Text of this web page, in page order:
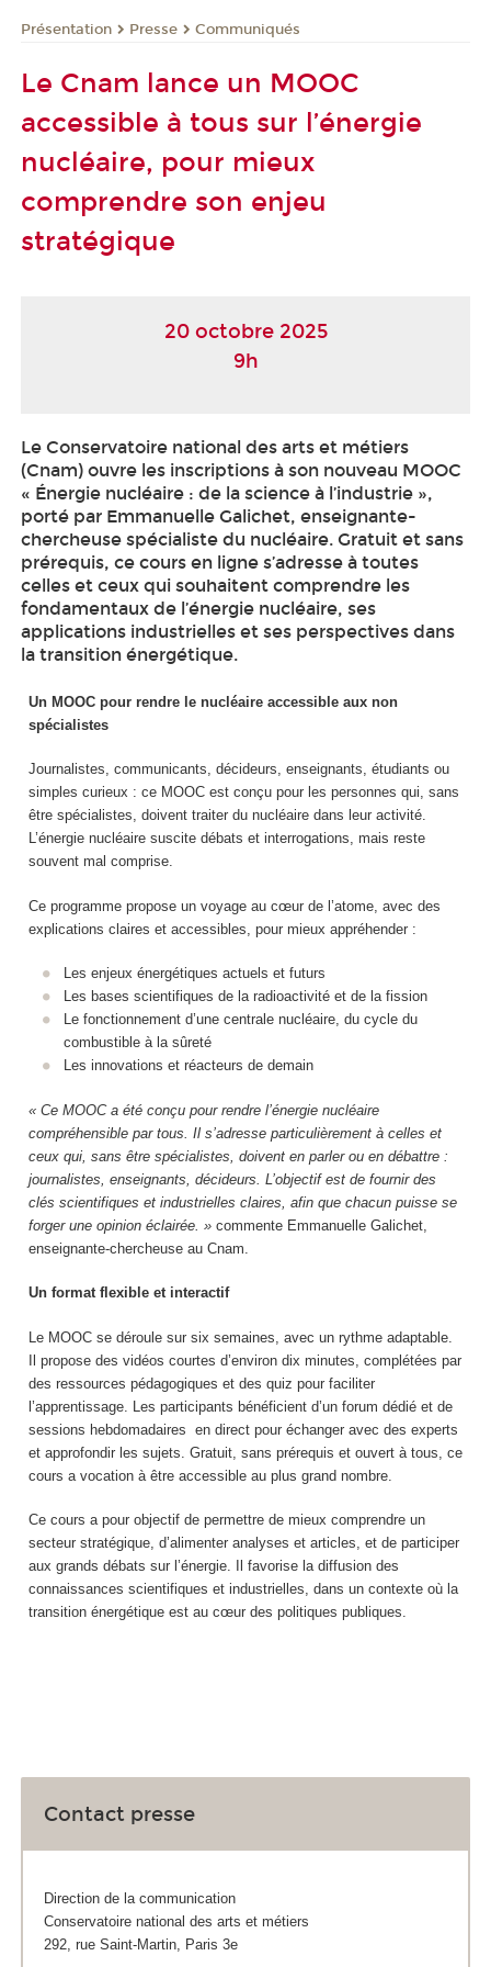
Présentation Presse Communiqués
Le Cnam lance un MOOC
accessible à tous sur l’énergie
nucléaire, pour mieux
comprendre son enjeu
stratégique
20 octobre 2025
9h
Le Conservatoire national des arts et métiers
(Cnam) ouvre les inscriptions à son nouveau MOOC
« Énergie nucléaire : de la science à l’industrie »,
porté par Emmanuelle Galichet, enseignante-
chercheuse spécialiste du nucléaire. Gratuit et sans
prérequis, ce cours en ligne s’adresse à toutes
celles et ceux qui souhaitent comprendre les
fondamentaux de l’énergie nucléaire, ses
applications industrielles et ses perspectives dans
la transition énergétique.
Un MOOCpour rendre le nucléaire accessible aux non
spécialistes
Journalistes, communicants, décideurs, enseignants, étudiants ou
simples curieux : ce MOOCest conçu pour les personnes qui, sans
être spécialistes, doivent traiter du nucléaire dans leur activité.
L’énergie nucléaire suscite débats et interrogations, mais reste
souvent mal comprise.
Ce programme propose un voyage au cœur de l’atome, avec des
explications claires et accessibles, pour mieux appréhender :
Les enjeux énergétiques actuels et futurs
Les bases scientifiques de la radioactivité et de la fission
Le fonctionnement d’une centrale nucléaire, du cycle du
combustible à la sûreté
Les innovations et réacteurs de demain
« Ce MOOCa été conçu pour rendre l’énergie nucléaire
compréhensible par tous. Il s’adresse particulièrement à celles et
ceux qui, sans être spécialistes, doivent en parler ou en débattre :
journalistes, enseignants, décideurs. L’objectif est de fournir des
clés scientifiques et industrielles claires, afin que chacun puisse se
forger une opinion éclairée. »commente Emmanuelle Galichet,
enseignante-chercheuse au Cnam.
Un format flexible et interactif
Le MOOCse déroule sur six semaines, avec un rythme adaptable.
Il propose des vidéos courtes d’environ dix minutes, complétées par
des ressources pédagogiques et des quiz pour faciliter
l’apprentissage. Les participants bénéficient d’un forum dédié et de
sessions hebdomadaires en direct pour échanger avec des experts
et approfondir les sujets. Gratuit, sans prérequis et ouvert à tous, ce
cours a vocation à être accessible au plus grand nombre.
Ce cours a pour objectif de permettre de mieux comprendre un
secteur stratégique, d’alimenter analyses et articles, et de participer
aux grands débats sur l’énergie. Il favorise la diffusion des
connaissances scientifiques et industrielles, dans un contexte où la
transition énergétique est au cœur des politiques publiques.
Contact presse
Direction de la communication
Conservatoire national des arts et métiers
292, rue Saint-Martin, Paris 3e